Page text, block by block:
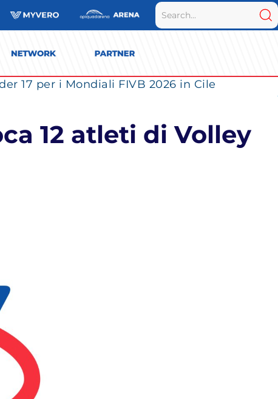
17 per i Mondiali FIVB 2026 in Cile
12 atleti di Volley